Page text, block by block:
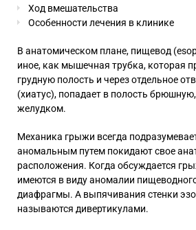
Ход вмешательства
Особенности лечения в клинике
В анатомическом плане, пищевод
иное, как мышечная трубка, которая
грудную полость и через отдельное
(хиатус), попадает в полость брюшную,
желудком.
Механика грыжи всегда
аномальным путем покидают свое
расположения. Когда обсуждается
имеются в виду аномалии
диафрагмы. А выпячивания стенки
называются дивертикулами.